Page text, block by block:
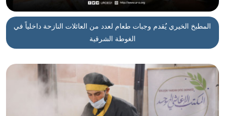
المطبخ الخيري يُقدم وجبات طعام لعدد من العائلات النازحة داخلياً في
الغوطة الشرقية